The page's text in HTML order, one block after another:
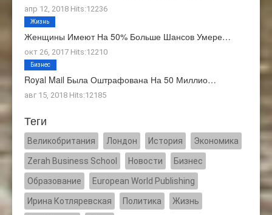
апр 12, 2018 Hits:12236
Женщины Имеют На 50% Больше Шансов Умере…
окт 26, 2017 Hits:12210
Жизнь
Royal Mail Была Оштрафована На 50 Миллио…
авг 15, 2018 Hits:12185
Бизнес
Теги
Великобритания Лондон История Экономика
Zerah Business School Новости Бизнес
Образование European World Publishing
Ирина Котляревская Политика Жизнь